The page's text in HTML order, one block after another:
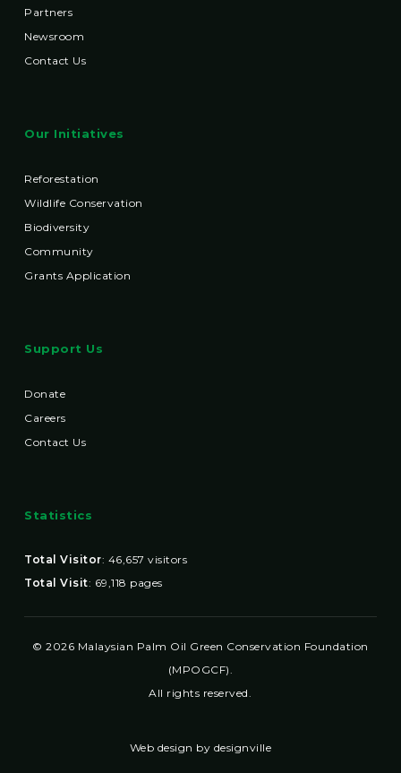
Partners
Newsroom
Contact Us
Our Initiatives
Reforestation
Wildlife Conservation
Biodiversity
Community
Grants Application
Support Us
Donate
Careers
Contact Us
Statistics
Total Visitor: 46,657 visitors
Total Visit: 69,118 pages
© 2026 Malaysian Palm Oil Green Conservation Foundation
(MPOGCF).
All rights reserved.
Web design by designville